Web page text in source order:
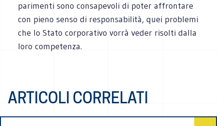
parimenti sono consapevoli di poter affrontare
con pieno senso di responsabilità, quei problemi
che lo Stato corporativo vorrà veder risolti dalla
loro competenza.
ARTICOLI CORRELATI